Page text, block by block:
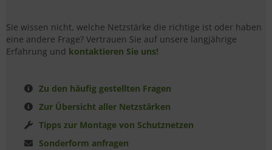
Sie wissen nicht, welche Netzstärke die richtige ist oder haben
eine andere Frage? Vertrauen Sie auf unsere langjährige
Erfahrung und kontaktieren Sie uns!
Zu den häufig gestellten Fragen
Zur Übersicht aller Netzstärken
Tipps zur Montage von Schutznetzen
Sonderform anfragen